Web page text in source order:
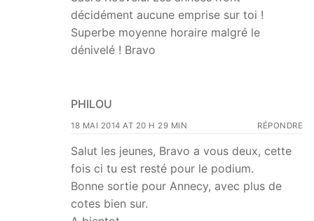
décidément aucune emprise sur toi !
Superbe moyenne horaire malgré le
dénivelé ! Bravo
PHILOU
18 MAI 2014 AT 20 H 29 MIN RÉPONDRE
Salut les jeunes, Bravo a vous deux, cette
fois ci tu est resté pour le podium.
Bonne sortie pour Annecy, avec plus de
cotes bien sur.